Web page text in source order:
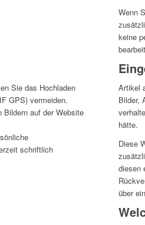
Wenn
keine
Sie das Hochladen
GPS) vermeiden.
Bildern auf der Website
schriftlich
Artikel
Bilder,
hätte.
Diese
diesen
über